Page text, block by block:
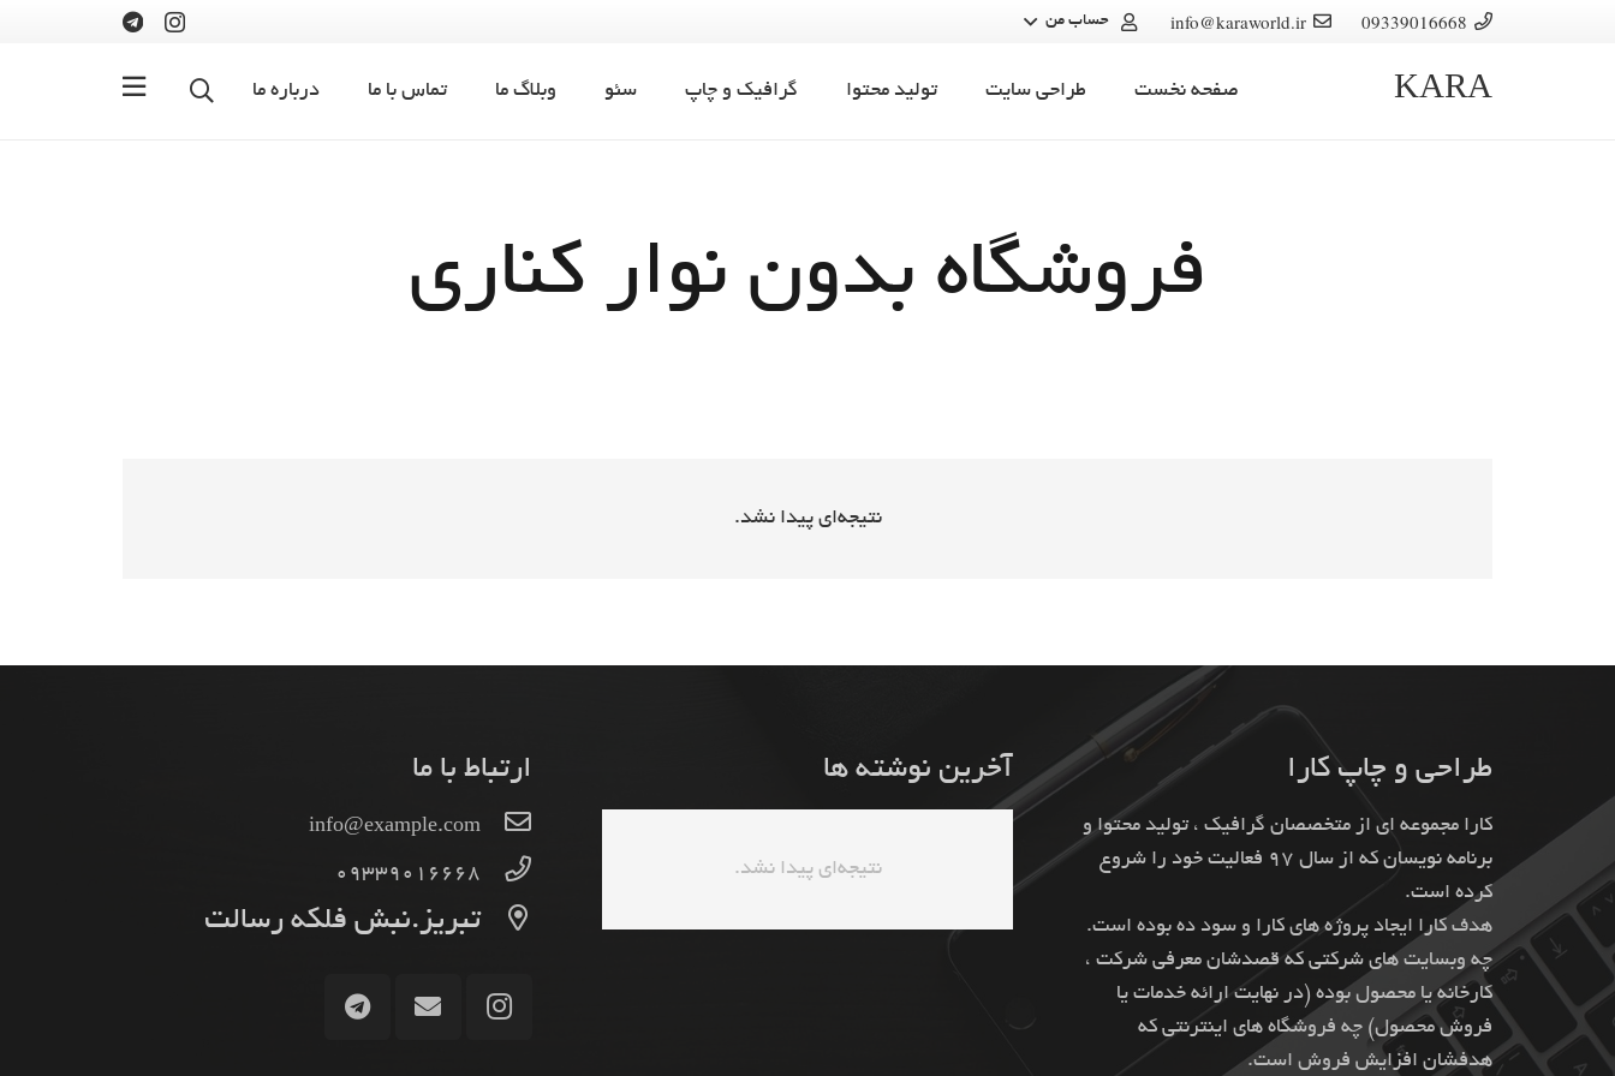
09339016668
info@karaworld.ir حساب من
KARA صفحه نخست طراحی سایت تولید محتوا گرافیک و چاپ سئو وبلاگ ما تماس با ما درباره ما
فروشگاه بدون نوار کناری
نتیجه‌ای پیدا نشد.
طراحی و چاپ کارا
کارا مجموعه ای از متخصصان گرافیک ، تولید محتوا و
برنامه نویسان که از سال 97 فعالیت خود را شروع
کرده است.
هدف کارا ایجاد پروژه های کارا و سود ده بوده است.
چه وبسایت های شرکتی که قصدشان معرفی شرکت ،
کارخانه یا محصول بوده (در نهایت ارائه خدمات یا
فروش محصول) چه فروشگاه های اینترنتی که
هدفشان افزایش فروش است.
آخرین نوشته ها
نتیجه‌ای پیدا نشد.
ارتباط با ما
info@example.com
09339016668
تبریز.نبش فلکه رسالت